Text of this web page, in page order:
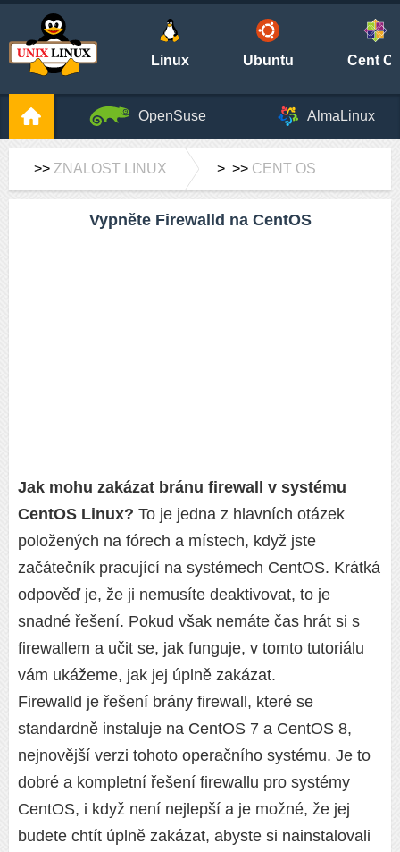
Linux Ubuntu Cent
OpenSuse AlmaLinux
>> ZNALOST LINUX > >> CENT OS
Vypněte Firewalld na CentOS
Jak mohu zakázat bránu firewall v systému
CentOS Linux? To je jedna z hlavních otázek
položených na fórech a místech, když jste
začátečník pracující na systémech CentOS. Krátká
odpověď je, že ji nemusíte deaktivovat, to je
snadné řešení. Pokud však nemáte čas hrát si s
firewallem a učit se, jak funguje, v tomto tutoriálu
vám ukážeme, jak jej úplně zakázat.
Firewalld je řešení brány firewall, které se
standardně instaluje na CentOS 7 a CentOS 8,
nejnovější verzi tohoto operačního systému. Je to
dobré a kompletní řešení firewallu pro systémy
CentOS, i když není nejlepší a je možné, že jej
budete chtít úplně zakázat, abyste si nainstalovali